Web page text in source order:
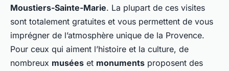
Moustiers-Sainte-Marie. La plupart de ces visites
sont totalement gratuites et vous permettent de vous
imprégner de l’atmosphère unique de la Provence.
Pour ceux qui aiment l’histoire et la culture, de
nombreux musées et monuments proposent des